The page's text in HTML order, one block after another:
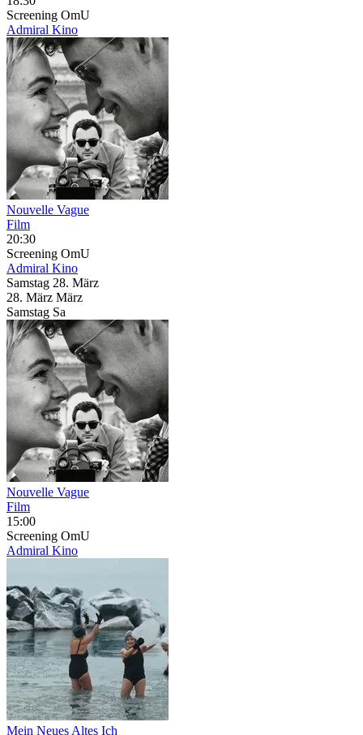
Screening OmU
Admiral Kino
Nouvelle Vague
Film
20:30
Screening OmU
Admiral Kino
Samstag 28. März
28. März März
Samstag Sa
Nouvelle Vague
Film
15:00
Screening OmU
Admiral Kino
Mein Neues Altes Ich